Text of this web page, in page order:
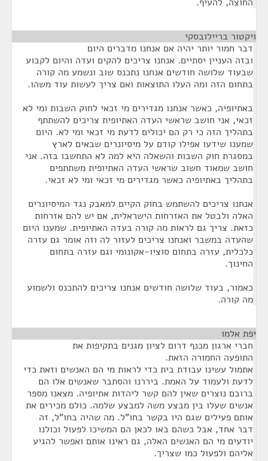
ויקטור בריילובסקי
דבר חמור יותר יהיה אם אנחנו מדברים היום
ובזה העניין יסתיים. אנחנו צריכים להקים ועדה והיום לקבוע
שבעוד שלושה חודשים אנחנו נתכנס שוב ונשמע מה קורה
בתחום הזה ומה העלו התוצאות ואם צריך לעשות עוד משהו.
באתיופיה, כאשר אנחנו מגדירים מי זכאי לחוק השבות ומי לא
זכאי, אני חושב שראשי העדה האתיופית צריכים להשתתף
בתהליך הזה כי רק הם יכולים לדעת מי זכאי ומי לא. היום
שמענו שידעו אפילו קודם על מיסיונרים שבאים לארץ
במסגרת חוק השבות והשאלה היא למה לא התחשבו בזה. אני
חושב שמאוד חשוב שראשי העדה האתיופית משתתפים
בתהליך באתיופיה כאשר מגדירים מי זכאי ומי לא זכאי.
אנחנו צריכים להשתמש בחוק הקיים למאבק נגד המיסיונרים
האלה ולבטל את האזרחות הישראלית, אם יש להם אזרחות
כזאת. צריך גם לראות מה קורה בעדה האתיופית. שמענו היום
שהעדה במשבר ואנחנו צריכים לעזור לה וזה אומר גם עזרה
כלכלית, עזרה בתחום סוציו-אקונומי וגם עזרה בתחום
החינוך.
כאמור, בעוד שלושה חודשים אנחנו צריכים להתכנס ולשמוע
מה קורה.
יפת אלמו
חברי ארגון מכנף דרום לציון מגנים בתקיפות את
התופעה החמורה הזאת.
אתמול עשינו עבודת בית כדי לראות מי הם האנשים וזאת כדי
לדעת ולעמוד על האמת. ביררנו והסתבר שאנשים אלו הם
ברובם נוצרים שאין להם קשר ליהדות אתיופיה. מצאנו מספר
אנשים שעלו בין מבצע משה למבצע שלמה. כולם מכירים את
אותם פעילים שגם היו בקשר בחו"ל. מה שהיה בחו"ל, זה
דבר אחד, אבל כשהם באו לכאן הם המשיכו לפעול וכולנו
יודעים מי הם האנשים האלה, גם ראינו אותם ואפשר להגיע
אליהם ולפעול כמו שצריך.